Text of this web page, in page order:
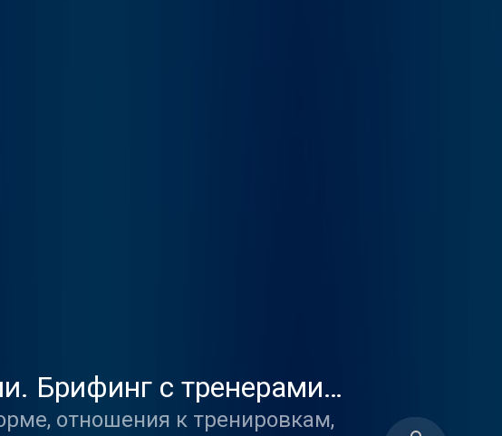
Брифинг с тренерами
отношения к тренировкам,